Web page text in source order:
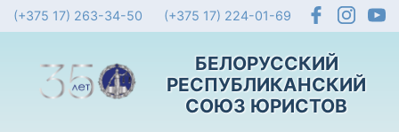
(+375 17) 263-34-50 (+375 17) 224-01-69
БЕЛОРУССКИЙ
РЕСПУБЛИКАНСКИЙ
СОЮЗ ЮРИСТОВ